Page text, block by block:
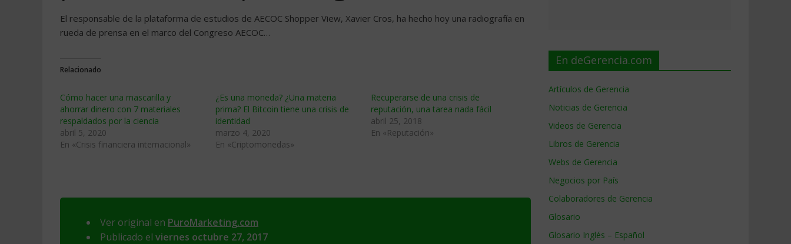
El responsable de la plataforma de estudios de AECOC Shopper View, Xavier Cros, ha hecho hoy una radiografía en
rueda de prensa en el marco del Congreso AECOC…
Relacionado
Cómo hacer una mascarilla y
ahorrar dinero con 7 materiales
respaldados por la ciencia
abril 5, 2020
En «Crisis financiera internacional»
¿Es una moneda? ¿Una materia
prima? El Bitcoin tiene una crisis de
identidad
marzo 4, 2020
En «Criptomonedas»
Recuperarse de una crisis de
reputación, una tarea nada fácil
abril 25, 2018
En «Reputación»
Ver original en PuroMarketing.com
Publicado el viernes octubre 27, 2017
En deGerencia.com
Artículos de Gerencia
Noticias de Gerencia
Videos de Gerencia
Libros de Gerencia
Webs de Gerencia
Negocios por País
Colaboradores de Gerencia
Glosario
Glosario Inglés – Español